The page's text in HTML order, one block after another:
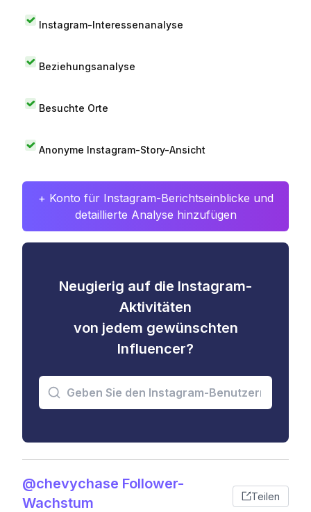
Instagram-Interessenanalyse
Beziehungsanalyse
Besuchte Orte
Anonyme Instagram-Story-Ansicht
+ Konto für Instagram-Berichtseinblicke und
detaillierte Analyse hinzufügen
Neugierig auf die Instagram-
Aktivitäten
von jedem gewünschten
Influencer?
@chevychase Follower-
Wachstum
Teilen